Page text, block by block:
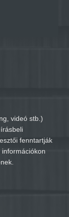
videó stb.)
fenntartják